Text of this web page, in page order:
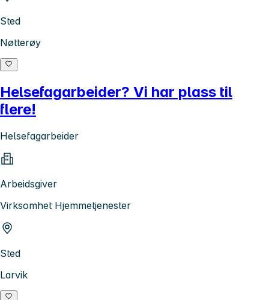
Sted
Nøtterøy
Helsefagarbeider? Vi har plass til
flere!
Helsefagarbeider
Arbeidsgiver
Virksomhet Hjemmetjenester
Sted
Larvik